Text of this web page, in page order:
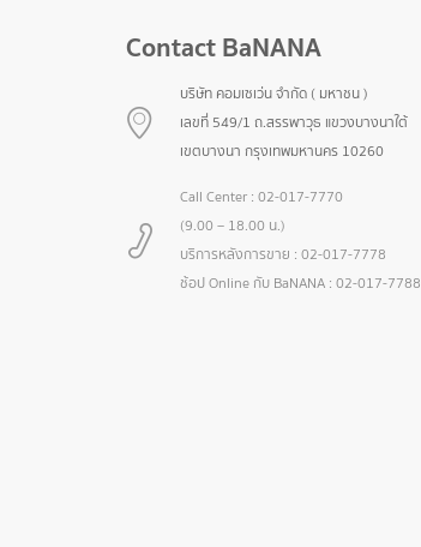
Contact BaNANA
บริษัท คอมเซเว่น จำกัด ( มหาชน )
เลขที่ 549/1 ถ.สรรพาวุธ แขวงบางนาใต้
เขตบางนา กรุงเทพมหานคร 10260
Call Center : 02-017-7770
(9.00 – 18.00 น.)
บริการหลังการขาย : 02-017-7778
ช้อป Online กับ BaNANA : 02-017-7788